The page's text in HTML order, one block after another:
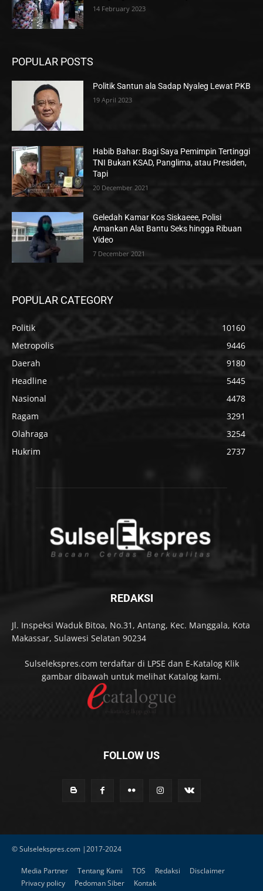
14 February 2023
POPULAR POSTS
Politik Santun ala Sadap Nyaleg Lewat PKB
19 April 2023
Habib Bahar: Bagi Saya Pemimpin Tertinggi
TNI Bukan KSAD, Panglima, atau Presiden,
Tapi
20 December 2021
Geledah Kamar Kos Siskaeee, Polisi
Amankan Alat Bantu Seks hingga Ribuan
Video
7 December 2021
POPULAR CATEGORY
Politik
10160
Metropolis
9446
Daerah
9180
Headline
5445
Nasional
4478
Ragam
3291
Olahraga
3254
Hukrim
2737
REDAKSI
Jl. Inspeksi Waduk Bitoa, No.31, Antang, Kec. Manggala, Kota
Makassar, Sulawesi Selatan 90234
Sulselekspres.com terdaftar di LPSE dan E-Katalog Klik
gambar dibawah untuk melihat Katalog kami.
FOLLOW US
© Sulselekspres.com |2017-2024
Media Partner Tentang Kami TOS Redaksi
Disclaimer
Privacy policy
Pedoman Siber Kontak